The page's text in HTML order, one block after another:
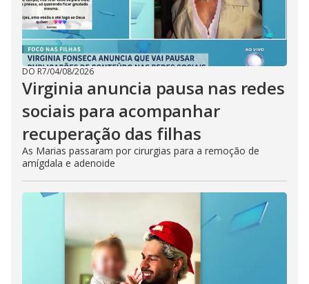
DO R7/04/08/2026
Virginia anuncia pausa nas redes
sociais para acompanhar
recuperação das filhas
As Marias passaram por cirurgias para a remoção de
amígdala e adenoide